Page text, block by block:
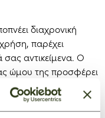
διαχρονική
παρέχει
αντικείμενα. Ο
ώμου της προσφέρει
ώμο ή στο χέρι. Σαν
Bamboo
Οι καθαρές